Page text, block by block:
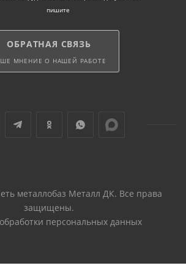
пишите
ОБРАТНАЯ СВЯЗЬ
МНЕНИЕ О НАШЕЙ РАБОТЕ
металлобаз Металл ДК. Все права
защищены.
персональных данных